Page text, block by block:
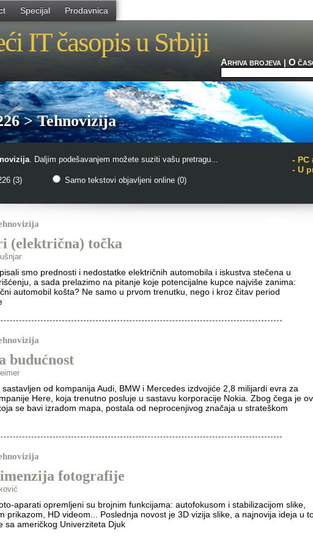
Specijal Prodavnica
IT časopis u Srbiji
ARHIVA BROJEVA| O
> Tehnovizija
. Daljim podešavanjem možete suziti vašu pretragu...
(3) Samo tekstovi objavljeni online (0)
- PC
- U
(električna) točka
smo prednosti i nedostatke električnih automobila i iskustva stečena u
a sada prelazimo na pitanje koje potencijalne kupce najviše zanima:
automobil košta? Ne samo u prvom trenutku, nego i kroz čitav period
budućnost
sastavljen od kompanija Audi, BMW i Mercedes izdvojiće 2,8 milijardi evra za
Here, koja trenutno posluje u sastavu korporacije Nokia. Zbog čega je
se bavi izradom mapa, postala od neprocenjivog značaja u strateškom
fotografije
aparati opremljeni su brojnim funkcijama: autofokusom i stabilizacijom slike,
prikazom, HD videom... Poslednja novost je 3D vizija slike, a najnovija ideja u
sa američkog Univerziteta Djuk